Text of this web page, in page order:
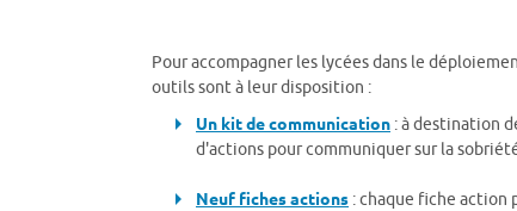
Pour accompagner les lycées dans le
outils sont à leur disposition :
Un kit de communication : à destination
d'actions pour communiquer sur la
Neuf fiches actions : chaque fiche action